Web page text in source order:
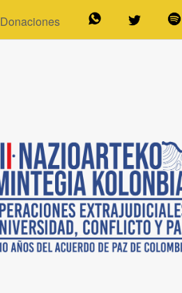
Donaciones